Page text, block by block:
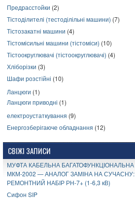
Предрасстойки (2)
Тістоділителі (тестоділільні машини) (7)
Тістозакатні машини (4)
Тістомісильні машини (тістоміси) (10)
Тістоокруглювачі (тістоокруглювачі) (4)
Хліборізки (3)
Шафи розстійні (10)
Ланцюги (1)
Ланцюги приводні (1)
електроустаткування (9)
Енергозберігаюче обладнання (12)
СВІЖІ ЗАПИСИ
МУФТА КАБЕЛЬНА БАГАТОФУНКЦІОНАЛЬНА
МКМ-2002 — АНАЛОГ ЗАМІНА НА СУЧАСНУ:
РЕМОНТНИЙ НАБІР РН-7+ (1-6,3 кВ)
Сифон SIP